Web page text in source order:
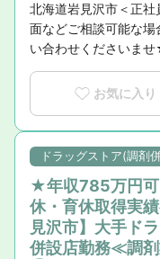
北海道岩見沢市＜正
面などご相談可能な
い合わせくださいま
お気に入り
ドラッグストア(調剤
★年収785万円
休・育休取得実
見沢市】大手ド
併設店勤務≪調